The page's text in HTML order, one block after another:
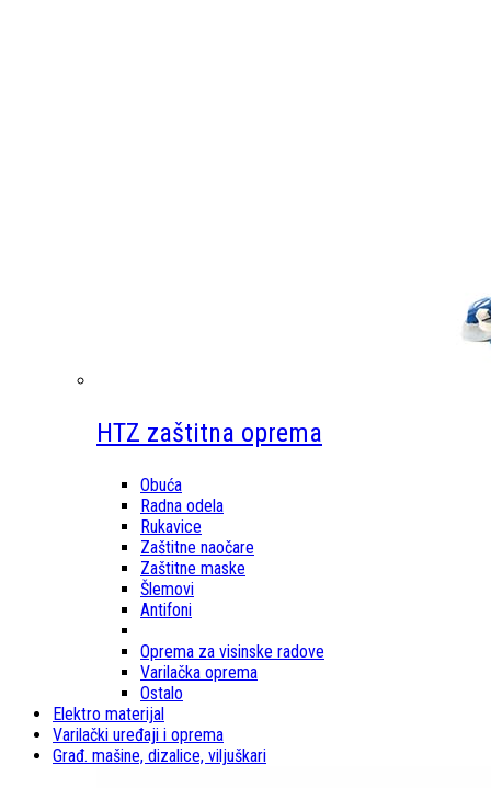
HTZ zaštitna oprema
Obuća
Radna odela
Rukavice
Zaštitne naočare
Zaštitne maske
Šlemovi
Antifoni
Oprema za visinske radove
Varilačka oprema
Ostalo
Elektro materijal
Varilački uređaji i oprema
Građ. mašine, dizalice, viljuškari